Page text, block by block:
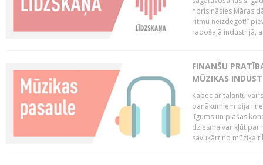
norisināsies Māras
ritmu neizdegot!”
radošajā industrijā,
FINANŠU
MŪZIKAS
Kāpēc ar talantu
panākumiem bija
līgums un plašas
dziesma var kļūt par
savukārt no mūziķa